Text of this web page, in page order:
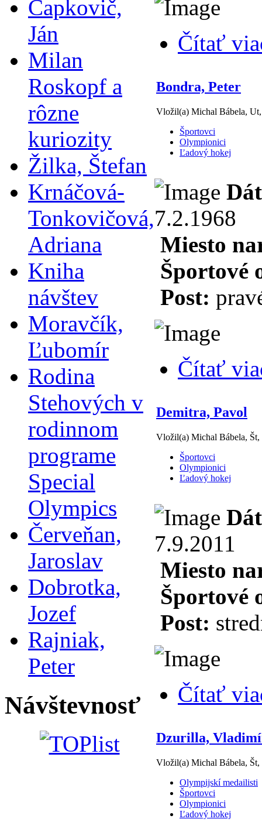
Čapkovič,
Ján
Milan
Roskopf a
rôzne
kuriozity
Žilka, Štefan
Krnáčová-
Tonkovičová,
Adriana
Kniha
návštev
Moravčík,
Ľubomír
Rodina
Stehových v
rodinnom
programe
Special
Olympics
Červeňan,
Jaroslav
Dobrotka,
Jozef
Rajniak,
Peter
Návštevnosť
Čítať
Bondra, Peter
Vložil(a) Michal Bábela,
Športovci
Olympionici
Ľadový hokej
7.2.1968
Miesto
Športové
Post:
Čítať
Demitra, Pavol
Vložil(a) Michal Bábela, Št,
Športovci
Olympionici
Ľadový hokej
7.9.2011
Miesto
Športové
Post:
Čítať
Dzurilla,
Vložil(a) Michal Bábela, Št,
Olympijskí medailisti
Športovci
Olympionici
Ľadový hokej